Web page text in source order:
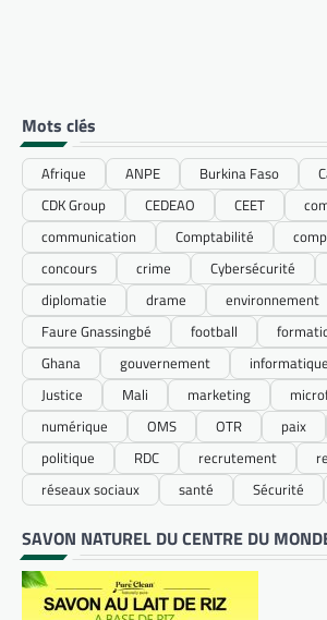
Mots clés
Afrique ANPE Burkina Faso
CDK Group
CEDEAO CEET
communication
Comptabilité
concours
crime Cybersécurité
diplomatie
drame
environnement
Faure Gnassingbé
football
Ghana
gouvernement informatique
Justice
Mali marketing
numérique
OMS OTR paix
politique
RDC recrutement
réseaux sociaux
santé Sécurité
SAVON NATUREL DU CENTRE DU